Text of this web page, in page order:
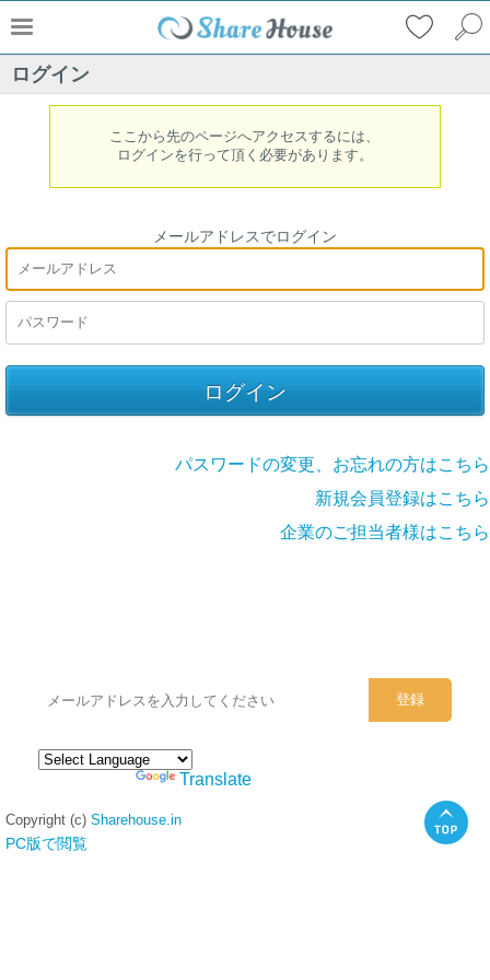
ログイン
ここから先のページへアクセスするには、
ログインを行って頂く必要があります。
メールアドレスでログイン
パスワードの変更、お忘れの方はこちら
新規会員登録はこちら
企業のご担当者様はこちら
Translate
Copyright (c) Sharehouse.in
PC版で閲覧